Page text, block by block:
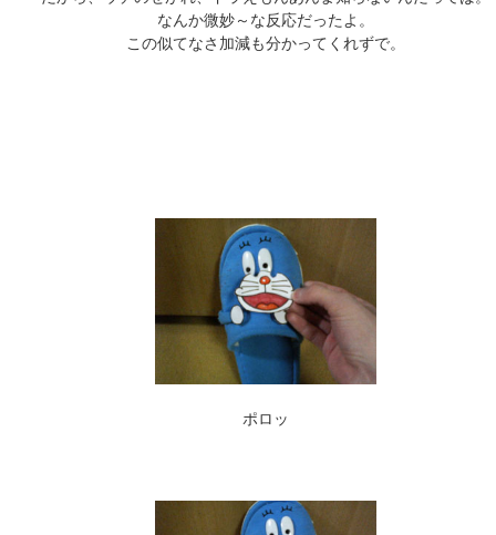
なんか微妙～な反応だったよ。
この似てなさ加減も分かってくれずで。
ポロッ